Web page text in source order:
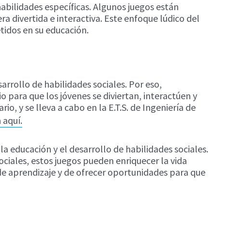
específicas. Algunos juegos están
divertida e interactiva. Este enfoque lúdico del
en su educación.
de habilidades sociales. Por eso,
para que los jóvenes se diviertan, interactúen y
y se lleva a cabo en la E.T.S. de Ingeniería de
aquí.
educación y el desarrollo de habilidades sociales.
estos juegos pueden enriquecer la vida
aprendizaje y de ofrecer oportunidades para que